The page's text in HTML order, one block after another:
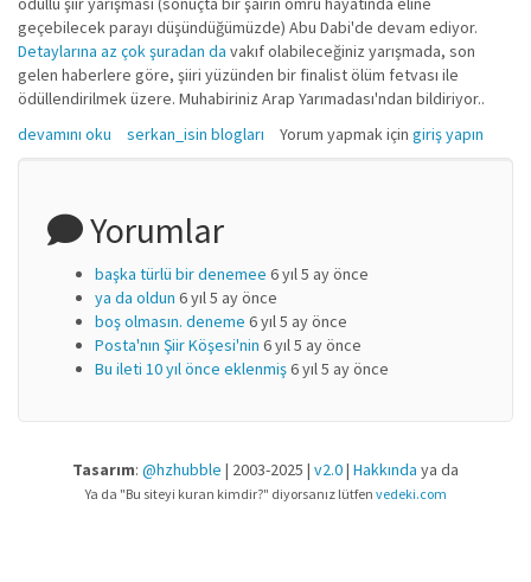
geçebilecek parayı düşündüğümüzde) Abu Dabi'de devam ediyor.
Detaylarına az çok şuradan da vakıf olabileceğiniz yarışmada, son
gelen haberlere göre, şiiri yüzünden bir finalist ölüm fetvası ile
ödüllendirilmek üzere. Muhabiriniz Arap Yarımadası'ndan bildiriyor..
Pop-star yoksa, Şair verelim? (vidyolu) hakkında
devamını oku serkan_isin blogları Yorum yapmak için giriş yapın
Yorumlar
başka türlü bir denemee 6 yıl 5 ay önce
ya da oldun 6 yıl 5 ay önce
boş olmasın. deneme 6 yıl 5 ay önce
Posta'nın Şiir Köşesi'nin 6 yıl 5 ay önce
Bu ileti 10 yıl önce eklenmiş6 yıl 5 ay önce
Tasarım: @hzhubble | 2003-2025 | v2.0| Hakkında ya da
Ya da "Bu siteyi kuran kimdir?" diyorsanız lütfen vedeki.com